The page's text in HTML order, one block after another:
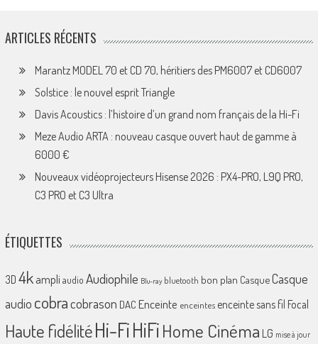
ARTICLES RÉCENTS
Marantz MODEL 70 et CD 70, héritiers des PM6007 et CD6007
Solstice : le nouvel esprit Triangle
Davis Acoustics : l’histoire d’un grand nom français de la Hi-Fi
Meze Audio ARTA : nouveau casque ouvert haut de gamme à
6000 €
Nouveaux vidéoprojecteurs Hisense 2026 : PX4-PRO, L9Q PRO,
C3 PRO et C3 Ultra
ÉTIQUETTES
3D 4k ampliaudio Audiophile Blu-ray bluetooth bon plan CasqueCasque
audio cobracobrason DAC Enceinte enceintes enceinte sans fil Focal
Haute fidélitéHi-FiHiFiHome Cinéma LG mise à jour